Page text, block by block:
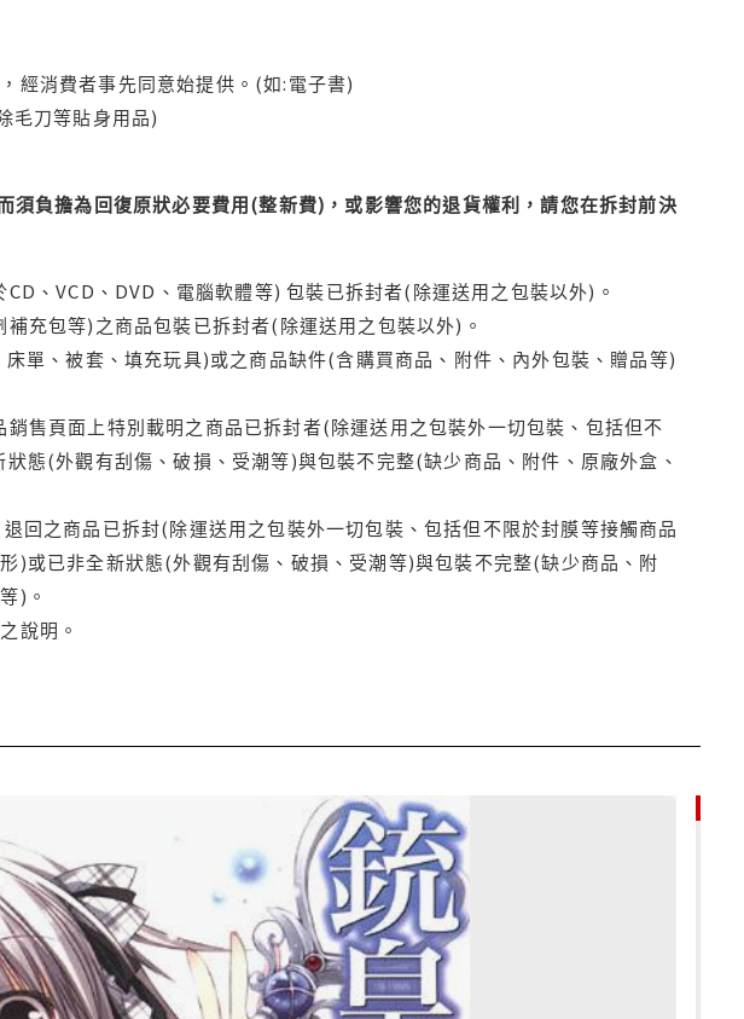
經消費者事先同意始提供。(如:電子書)
毛刀等貼身用品)
負擔為回復原狀必要費用(整新費)，或影響您的退貨權利，請您在拆封前決
、VCD、DVD、電腦軟體等) 包裝已拆封者(除運送用之包裝以外)。
充包等)之商品包裝已拆封者(除運送用之包裝以外)。
單、被套、填充玩具)或之商品缺件(含購買商品、附件、內外包裝、贈品等)
售頁面上特別載明之商品已拆封者(除運送用之包裝外一切包裝、包括但不
態(外觀有刮傷、破損、受潮等)與包裝不完整(缺少商品、附件、原廠外盒、
回之商品已拆封(除運送用之包裝外一切包裝、包括但不限於封膜等接觸商品
)或已非全新狀態(外觀有刮傷、破損、受潮等)與包裝不完整(缺少商品、附
)。
說明。